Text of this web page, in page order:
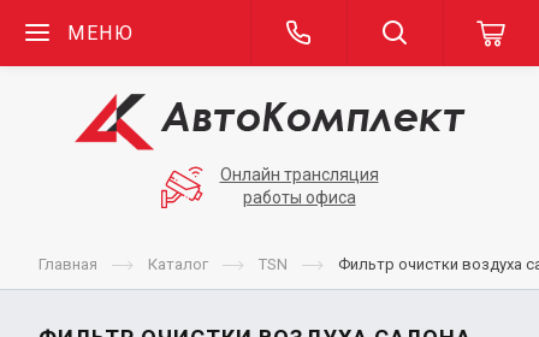
МЕНЮ
Онлайн трансляция
работы офиса
Главная Каталог TSN Фильтр очистки воздуха